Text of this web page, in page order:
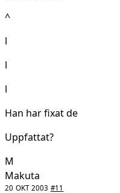
^
l
l
l
Han har fixat de
Uppfattat?
M
Makuta
20 OKT 2003 #11